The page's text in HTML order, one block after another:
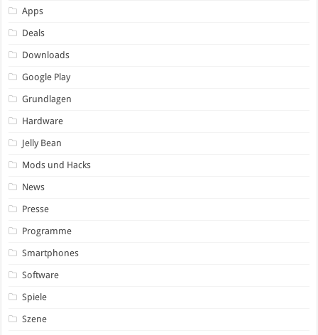
Apps
Deals
Downloads
Google Play
Grundlagen
Hardware
Jelly Bean
Mods und Hacks
News
Presse
Programme
Smartphones
Software
Spiele
Szene